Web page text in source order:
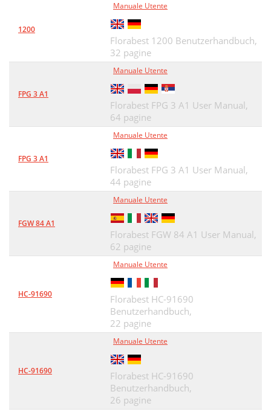
1200
Manuale Utente
Florabest 1200 Benutzerhandbuch,
32 pagine
FPG 3 A1
Manuale Utente
Florabest FPG 3 A1 User Manual,
64 pagine
FPG 3 A1
Manuale Utente
Florabest FPG 3 A1 User Manual,
44 pagine
FGW 84 A1
Manuale Utente
Florabest FGW 84 A1 User Manual,
62 pagine
HC-91690
Manuale Utente
Florabest HC-91690
Benutzerhandbuch,
22 pagine
HC-91690
Manuale Utente
Florabest HC-91690
Benutzerhandbuch,
26 pagine